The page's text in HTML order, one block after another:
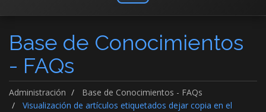
o
menú
de
Base de Conocimientos
- FAQs
Administración
Base de Conocimientos - FAQs
Visualización de artículos etiquetados dejar copia en el